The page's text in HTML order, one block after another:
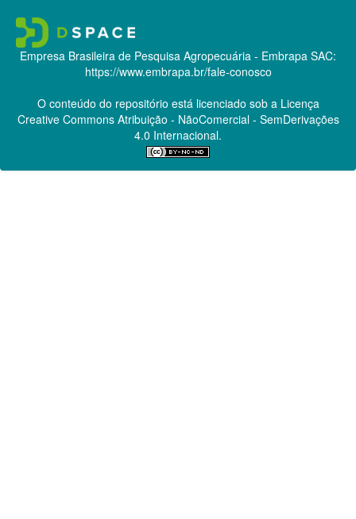
Empresa Brasileira de Pesquisa Agropecuária - Embrapa SAC:
https://www.embrapa.br/fale-conosco
O conteúdo do repositório está licenciado sob a Licença
Creative CommonsAtribuição - NãoComercial - SemDerivações
4.0 Internacional.